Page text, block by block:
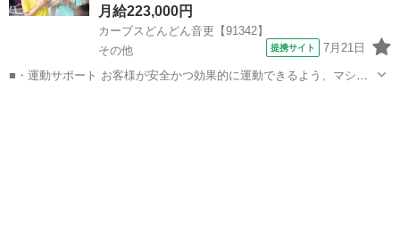
月給223,000円
カーブスどんどん音更【91342】
その他
提携サイト 7月21日
■・運動サポート お客様が安全かつ効果的に運動できるよう、マシン